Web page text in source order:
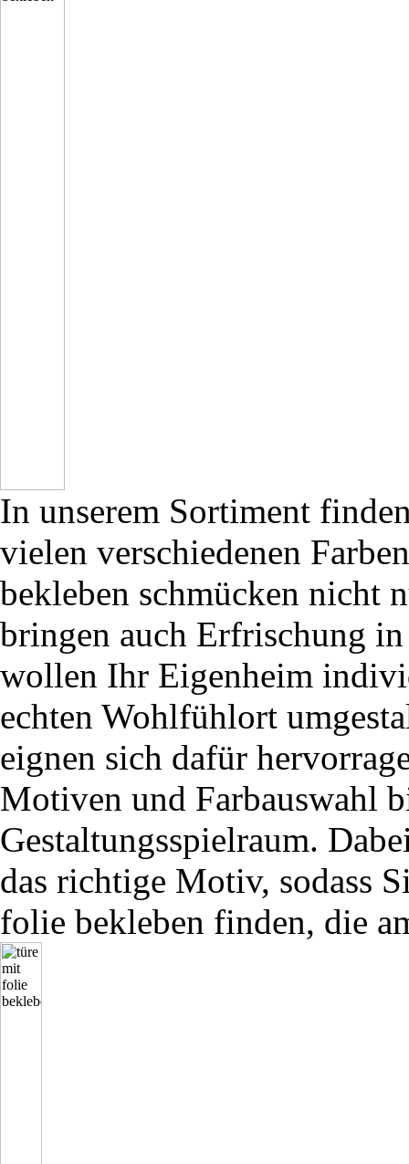
In unserem Sortiment
vielen verschiedenen
bekleben schmücken nicht
bringen auch Erfrischung
wollen Ihr Eigenheim
echten Wohlfühlort
eignen sich dafür
Motiven und Farbauswahl
Gestaltungsspielraum.
das richtige Motiv, sodass
folie bekleben finden, die